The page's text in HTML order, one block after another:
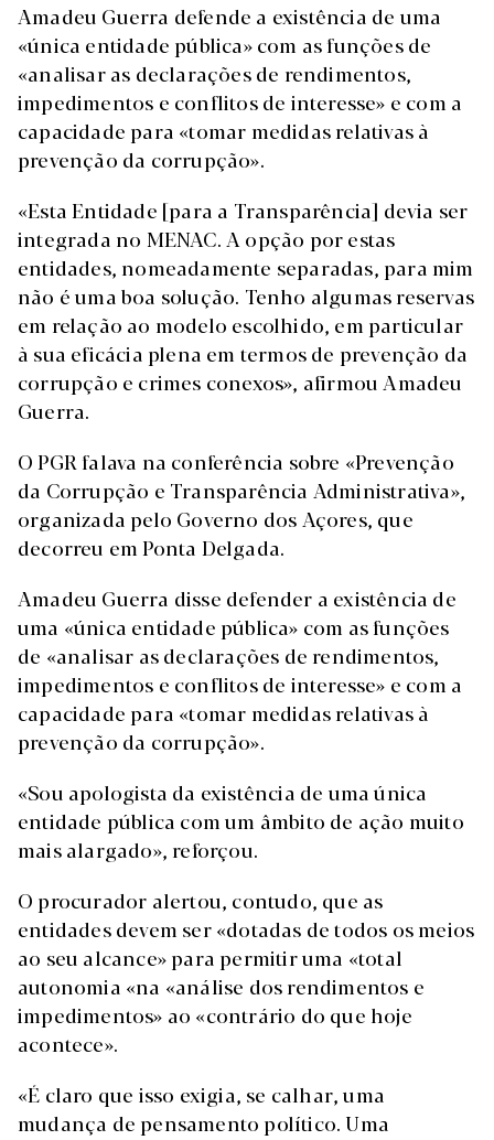
Amadeu Guerra defende a existência de uma
«única entidade pública» com as funções de
«analisar as declarações de rendimentos,
impedimentos e conflitos de interesse» e com a
capacidade para «tomar medidas relativas à
prevenção da corrupção».
«Esta Entidade [para a Transparência] devia ser
integrada no MENAC. A opção por estas
entidades, nomeadamente separadas, para mim
não é uma boa solução. Tenho algumas reservas
em relação ao modelo escolhido, em particular
à sua eficácia plena em termos de prevenção da
corrupção e crimes conexos», afirmou Amadeu
Guerra.
O PGR falava na conferência sobre «Prevenção
da Corrupção e Transparência Administrativa»,
organizada pelo Governo dos Açores, que
decorreu em Ponta Delgada.
Amadeu Guerra disse defender a existência de
uma «única entidade pública» com as funções
de «analisar as declarações de rendimentos,
impedimentos e conflitos de interesse» e com a
capacidade para «tomar medidas relativas à
prevenção da corrupção».
«Sou apologista da existência de uma única
entidade pública com um âmbito de ação muito
mais alargado», reforçou.
O procurador alertou, contudo, que as
entidades devem ser «dotadas de todos os meios
ao seu alcance» para permitir uma «total
autonomia «na «análise dos rendimentos e
impedimentos» ao «contrário do que hoje
acontece».
«É claro que isso exigia, se calhar, uma
mudança de pensamento político. Uma